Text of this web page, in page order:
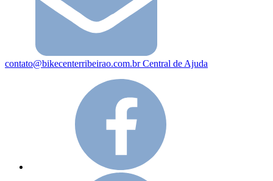
contato@bikecenterribeirao.com.brCentral de Ajuda